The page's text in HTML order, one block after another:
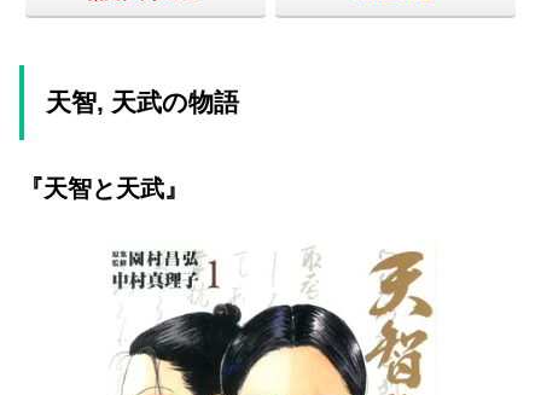
天智, 天武の物語
『天智と天武』